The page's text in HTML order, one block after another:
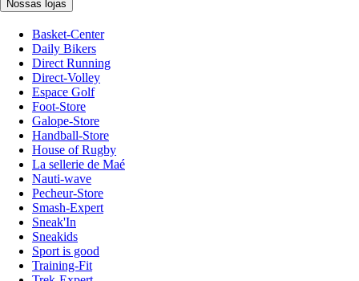
Nossas lojas
Basket-Center
Daily Bikers
Direct Running
Direct-Volley
Espace Golf
Foot-Store
Galope-Store
Handball-Store
House of Rugby
La sellerie de Maé
Nauti-wave
Pecheur-Store
Smash-Expert
Sneak'In
Sneakids
Sport is good
Training-Fit